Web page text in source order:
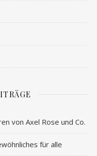
von Axel Rose und Co.
für alle